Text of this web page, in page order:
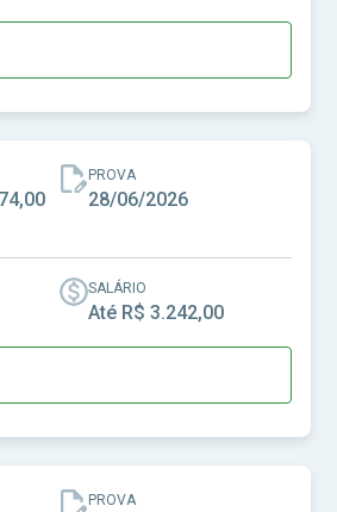
PROVA
28/06/2026
SALÁRIO
Até R$ 3.242,00
PROVA